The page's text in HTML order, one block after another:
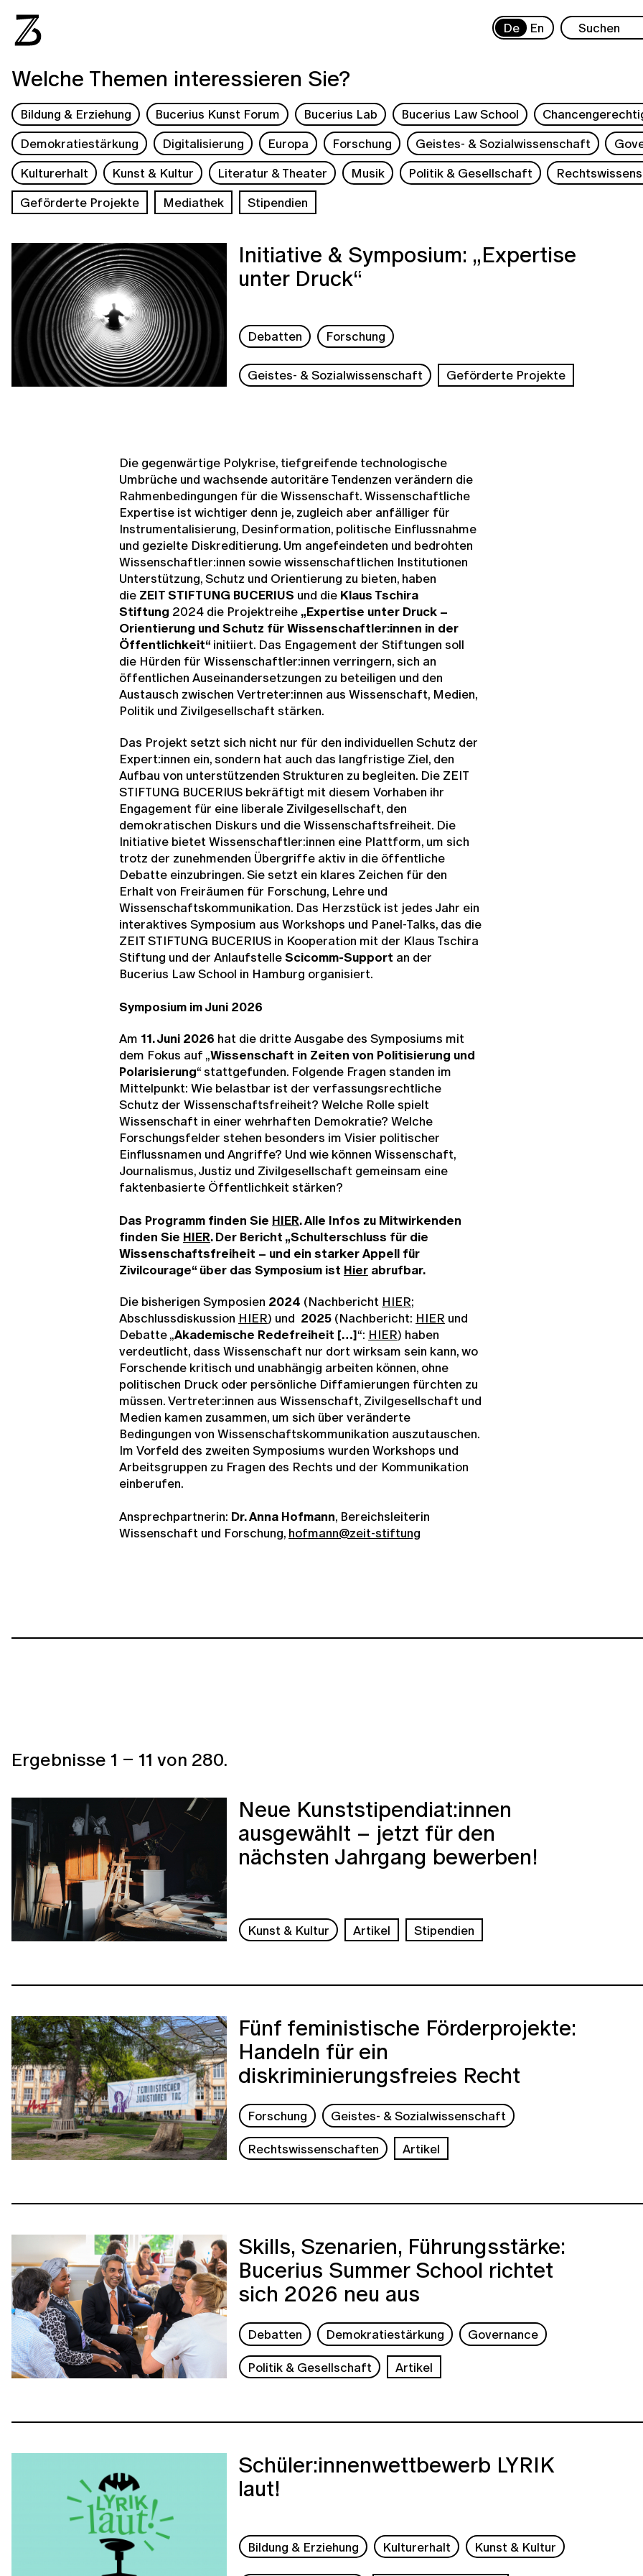
De En
Welche Themen interessieren Sie?
Bildung & Erziehung Bucerius Kunst Forum Bucerius Lab Bucerius Law School
Demokratiestärkung
Digitalisierung Europa Forschung Geistes- & Sozialwissenschaft
Kulturerhalt
Kunst & Kultur Literatur & Theater Musik Politik & Gesellschaft
Geförderte Projekte
Mediathek Stipendien
Initiative & Symposium: „Expertise
unter Druck“
Debatten Forschung
Geistes- & Sozialwissenschaft Geförderte Projekte
Die gegenwärtige Polykrise, tiefgreifende technologische
Umbrüche und wachsende autoritäre Tendenzen verändern die
Rahmenbedingungen für die Wissenschaft. Wissenschaftliche
Expertise ist wichtiger denn je, zugleich aber anfälliger für
Instrumentalisierung, Desinformation, politische Einflussnahme
und gezielte Diskreditierung. Um angefeindeten und bedrohten
Wissenschaftler:innen sowie wissenschaftlichen Institutionen
Unterstützung, Schutz und Orientierung zu bieten, haben
die ZEIT STIFTUNG BUCERIUS und die Klaus Tschira
Stiftung 2024 die Projektreihe „Expertise unter Druck –
Orientierung und Schutz für Wissenschaftler:innen in der
Öffentlichkeit“ initiiert. Das Engagement der Stiftungen soll
die Hürden für Wissenschaftler:innen verringern, sich an
öffentlichen Auseinandersetzungen zu beteiligen und den
Austausch zwischen Vertreter:innen aus Wissenschaft, Medien,
Politik und Zivilgesellschaft stärken.
Das Projekt setzt sich nicht nur für den individuellen Schutz der
Expert:innen ein, sondern hat auch das langfristige Ziel, den
Aufbau von unterstützenden Strukturen zu begleiten. Die ZEIT
STIFTUNG BUCERIUS bekräftigt mit diesem Vorhaben ihr
Engagement für eine liberale Zivilgesellschaft, den
demokratischen Diskurs und die Wissenschaftsfreiheit. Die
Initiative bietet Wissenschaftler:innen eine Plattform, um sich
trotz der zunehmenden Übergriffe aktiv in die öffentliche
Debatte einzubringen. Sie setzt ein klares Zeichen für den
Erhalt von Freiräumen für Forschung, Lehre und
Wissenschaftskommunikation. Das Herzstück ist jedes Jahr ein
interaktives Symposium aus Workshops und Panel-Talks, das die
ZEIT STIFTUNG BUCERIUS in Kooperation mit der Klaus Tschira
Stiftung und der AnlaufstelleScicomm-Support an der
Bucerius Law School in Hamburg organisiert.
Symposium im Juni 2026
Am 11. Juni 2026 hat die dritte Ausgabe des Symposiums mit
dem Fokus auf „Wissenschaft in Zeiten von Politisierung und
Polarisierung“ stattgefunden. Folgende Fragen standen im
Mittelpunkt: Wie belastbar ist der verfassungsrechtliche
Schutz der Wissenschaftsfreiheit? Welche Rolle spielt
Wissenschaft in einer wehrhaften Demokratie? Welche
Forschungsfelder stehen besonders im Visier politischer
Einflussnamen und Angriffe? Und wie können Wissenschaft,
Journalismus, Justiz und Zivilgesellschaft gemeinsam eine
faktenbasierte Öffentlichkeit stärken?
Das Programm finden Sie HIER. Alle Infos zu Mitwirkenden
finden Sie HIER. Der Bericht „Schulterschluss für die
Wissenschaftsfreiheit – und ein starker Appell für
Zivilcourage“ über das Symposium ist Hier abrufbar.
Die bisherigen Symposien 2024 (Nachbericht HIER;
Abschlussdiskussion HIER) und 2025 (Nachbericht: HIER und
Debatte „Akademische Redefreiheit […]“: HIER) haben
verdeutlicht, dass Wissenschaft nur dort wirksam sein kann, wo
Forschende kritisch und unabhängig arbeiten können, ohne
politischen Druck oder persönliche Diffamierungen fürchten zu
müssen. Vertreter:innen aus Wissenschaft, Zivilgesellschaft und
Medien kamen zusammen, um sich über veränderte
Bedingungen von Wissenschaftskommunikation auszutauschen.
Im Vorfeld des zweiten Symposiums wurden Workshops und
Arbeitsgruppen zu Fragen des Rechts und der Kommunikation
einberufen.
Ansprechpartnerin: Dr. Anna Hofmann, Bereichsleiterin
Wissenschaft und Forschung, hofmann@zeit-stiftung
Ergebnisse 1 – 11 von 280.
Neue Kunststipendiat:innen
ausgewählt – jetzt für den
nächsten Jahrgang bewerben!
Kunst & Kultur Artikel Stipendien
Fünf feministische Förderprojekte:
Handeln für ein
diskriminierungsfreies Recht
Forschung
Geistes- & Sozialwissenschaft
Rechtswissenschaften
Artikel
Skills, Szenarien, Führungsstärke:
Bucerius Summer School richtet
sich 2026 neu aus
Debatten Demokratiestärkung
Governance
Politik & Gesellschaft
Artikel
Schüler:innenwettbewerb LYRIK
laut!
Bildung & Erziehung Kulturerhalt Kunst & Kultur